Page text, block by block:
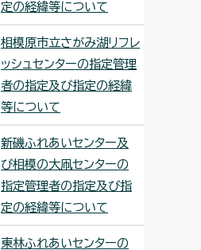
定の経緯等について
相模原市立さがみ湖リフレ
ッシュセンターの指定管理
者の指定及び指定の経緯
等について
新磯ふれあいセンター及
び相模の大凧センターの
指定管理者の指定及び指
定の経緯等について
東林ふれあいセンターの